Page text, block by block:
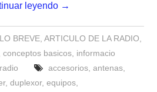
leyendo →
BREVE, ARTICULO DE LA RADIO,
conceptos basicos, informacio
accesorios, antenas,
,duplexor,equipos,